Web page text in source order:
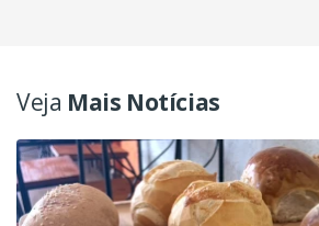
Veja Mais Notícias